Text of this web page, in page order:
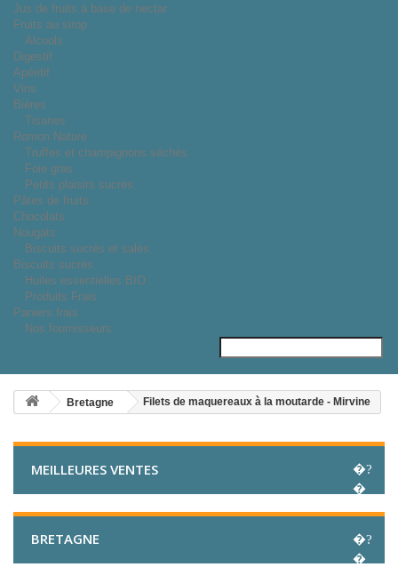
Jus de fruits à base de nectar
Fruits au sirop
Alcools
Digestif
Apéritif
Vins
Bières
Tisanes
Romon Nature
Truffes et champignons séchés
Foie gras
Petits plaisirs sucrés
Pâtes de fruits
Chocolats
Nougats
Biscuits sucrés et salés
Biscuits sucrés
Huiles essentielles BIO
Produits Frais
Paniers frais
Nos fournisseurs
Bretagne Filets de maquereaux à la moutarde - Mirvine
MEILLEURES VENTES
BRETAGNE